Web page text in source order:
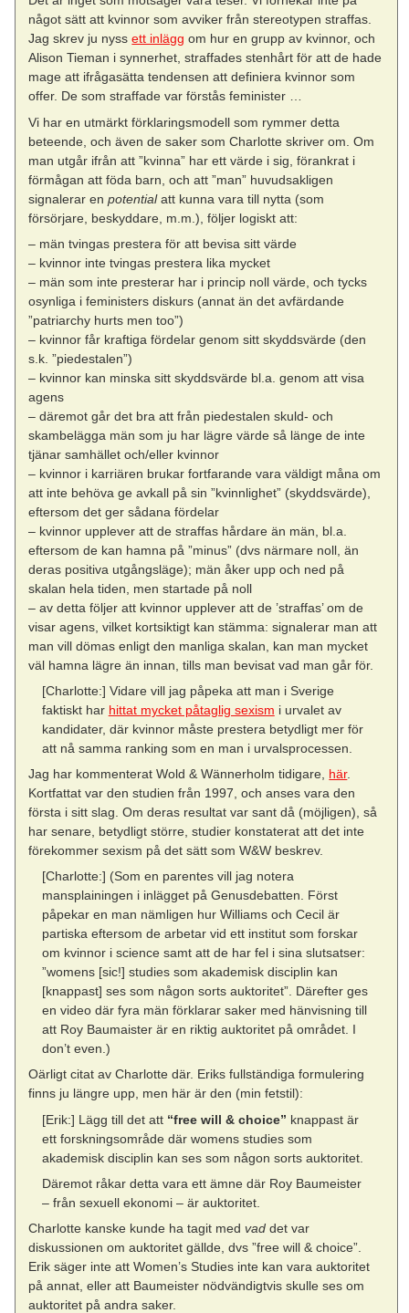
något sätt att kvinnor som avviker från stereotypen straffas.
Jag skrev ju nyssett inlägg om hur en grupp av kvinnor, och
Alison Tieman i synnerhet, straffades stenhårt för att de hade
mage att ifrågasätta tendensen att definiera kvinnor som
offer. De som straffade var förstås feminister …
Vi har en utmärkt förklaringsmodell som rymmer detta
beteende, och även de saker som Charlotte skriver om. Om
man utgår ifrån att ”kvinna” har ett värde i sig, förankrat i
förmågan att föda barn, och att ”man” huvudsakligen
signalerar enpotentialatt kunna vara till nytta (som
försörjare, beskyddare, m.m.), följer logiskt att:
– män tvingas prestera för att bevisa sitt värde
– kvinnor inte tvingas prestera lika mycket
– män som inte presterar har i princip noll värde, och tycks
osynliga i feministers diskurs (annat än det avfärdande
”patriarchy hurts men too”)
– kvinnor får kraftiga fördelar genom sitt skyddsvärde (den
s.k. ”piedestalen”)
– kvinnor kan minska sitt skyddsvärde bl.a. genom att visa
agens
– däremot går det bra att från piedestalen skuld- och
skambelägga män som ju har lägre värde så länge de inte
tjänar samhället och/eller kvinnor
– kvinnor i karriären brukar fortfarande vara väldigt måna om
att inte behöva ge avkall på sin ”kvinnlighet” (skyddsvärde),
eftersom det ger sådana fördelar
– kvinnor upplever att de straffas hårdare än män, bl.a.
eftersom de kan hamna på ”minus” (dvs närmare noll, än
deras positiva utgångsläge); män åker upp och ned på
skalan hela tiden, men startade på noll
– av detta följer att kvinnor upplever att de ’straffas’ om de
visar agens, vilket kortsiktigt kan stämma: signalerar man att
man vill dömas enligt den manliga skalan, kan man mycket
väl hamna lägre än innan, tills man bevisat vad man går för.
[Charlotte:] Vidare vill jag påpeka att man i Sverige
faktiskt har hittat mycket påtaglig sexism i urvalet av
kandidater, där kvinnor måste prestera betydligt mer för
att nå samma ranking som en man i urvalsprocessen.
Jag har kommenterat Wold & Wännerholm tidigare, här.
Kortfattat var den studien från 1997, och anses vara den
första i sitt slag. Om deras resultat var sant då (möjligen), så
har senare, betydligt större, studier konstaterat att det inte
förekommer sexism på det sätt som W&W beskrev.
[Charlotte:] (Som en parentes vill jag notera
mansplainingen i inlägget på Genusdebatten. Först
påpekar en man nämligen hur Williams och Cecil är
partiska eftersom de arbetar vid ett institut som forskar
om kvinnor i science samt att de har fel i sina slutsatser:
”womens [sic!] studies som akademisk disciplin kan
[knappast] ses som någon sorts auktoritet”. Därefter ges
en video där fyra män förklarar saker med hänvisning till
att Roy Baumaister är en riktig auktoritet på området. I
don’t even.)
Oärligt citat av Charlotte där. Eriks fullständiga formulering
finns ju längre upp, men här är den (min fetstil):
[Erik:] Lägg till det att “free will & choice” knappast är
ett forskningsområde där womens studies som
akademisk disciplin kan ses som någon sorts auktoritet.
Däremot råkar detta vara ett ämne där Roy Baumeister
– från sexuell ekonomi – är auktoritet.
Charlotte kanske kunde ha tagit medvad det var
diskussionen om auktoritet gällde, dvs ”free will & choice”.
Erik säger inte att Women’s Studies inte kan vara auktoritet
på annat, eller att Baumeister nödvändigtvis skulle ses om
auktoritet på andra saker.